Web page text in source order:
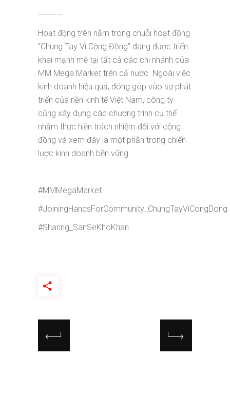
————
Hoạt động trên nằm trong chuỗi hoạt động
“Chung Tay Vì Cộng Đồng” đang được triển
khai mạnh mẽ tại tất cả các chi nhánh của
MM Mega Market trên cả nước. Ngoài việc
kinh doanh hiệu quả, đóng góp vào sự phát
triển của nền kinh tế Việt Nam, công ty
cũng xây dựng các chương trình cụ thể
nhằm thực hiện trách nhiệm đối với cộng
đồng và xem đây là một phần trong chiến
lược kinh doanh bền vững.
#MMMegaMarket
#JoiningHandsForCommunity_ChungTayViCongDong
#Sharing_SanSeKhoKhan